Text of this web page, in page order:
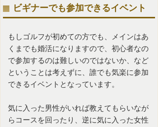
ビギナーでも参加できるイベント
もしゴルフが初めての方でも、メインはあ
くまでも婚活になりますので、初心者なの
で参加するのは難しいのではないか、など
ということは考えずに、誰でも気楽に参加
できるイベントとなっています。
気に入った男性がいれば教えてもらいなが
らコースを回ったり、逆に気に入った女性